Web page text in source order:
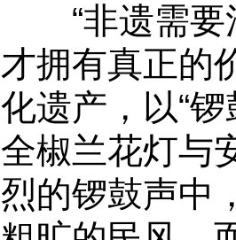
“非遗需要
才拥有真正的
化遗产，以“
全椒兰花灯与
烈的锣鼓声中